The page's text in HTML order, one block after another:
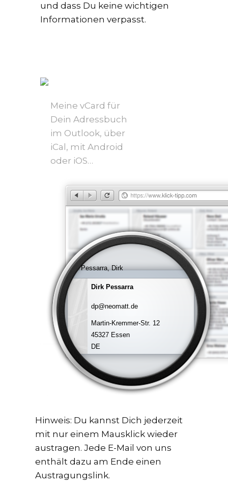
und dass Du keine wichtigen
Informationen verpasst.
Meine vCard für
Dein Adressbuch
im Outlook, über
iCal, mit Android
oder iOS…
Pessarra, Dirk
Dirk Pessarra
dp@neomatt.de
Martin-Kremmer-Str. 12
45327 Essen
DE
Hinweis: Du kannst Dich jederzeit
mit nur einem Mausklick wieder
austragen. Jede E-Mail von uns
enthält dazu am Ende einen
Austragungslink.